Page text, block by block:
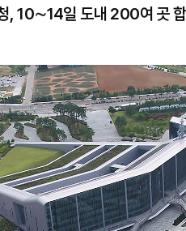
청, 10∼14일 도내 200여 곳